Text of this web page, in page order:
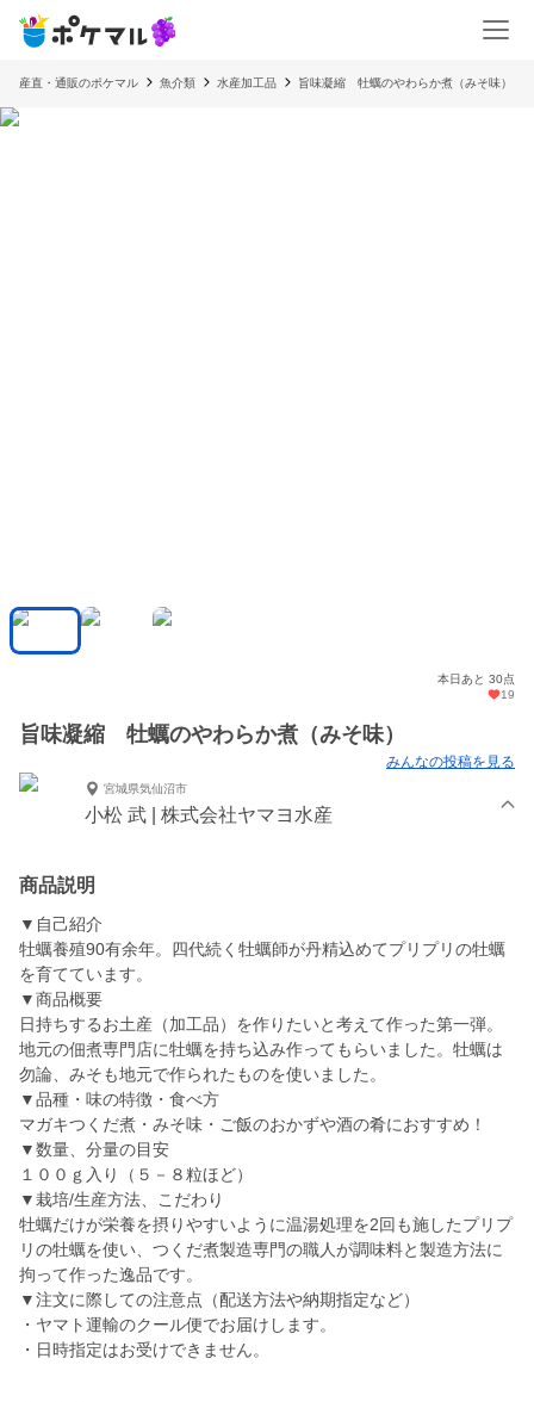
産直・通販のポケマル 魚介類 水産加工品 旨味凝縮 牡蠣のやわらか煮（みそ味）
本日あと 30点
19
旨味凝縮 牡蠣のやわらか煮（みそ味）
みんなの投稿を見る
宮城県気仙沼市
小松 武 | 株式会社ヤマヨ水産
商品説明
▼自己紹介
牡蠣養殖90有余年。四代続く牡蠣師が丹精込めてプリプリの牡蠣
を育てています。
▼商品概要
日持ちするお土産（加工品）を作りたいと考えて作った第一弾。
地元の佃煮専門店に牡蠣を持ち込み作ってもらいました。牡蠣は
勿論、みそも地元で作られたものを使いました。
▼品種・味の特徴・食べ方
マガキつくだ煮・みそ味・ご飯のおかずや酒の肴におすすめ！
▼数量、分量の目安
１００ｇ入り（５－８粒ほど）
▼栽培/生産方法、こだわり
牡蠣だけが栄養を摂りやすいように温湯処理を2回も施したプリプ
リの牡蠣を使い、つくだ煮製造専門の職人が調味料と製造方法に
拘って作った逸品です。
▼注文に際しての注意点（配送方法や納期指定など）
・ヤマト運輸のクール便でお届けします。
・日時指定はお受けできません。